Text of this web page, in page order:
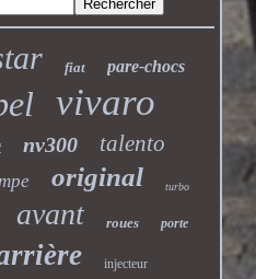
fiat pare-chocs
vivaro
nv300 talento
original turbo
avant roues porte
injecteur